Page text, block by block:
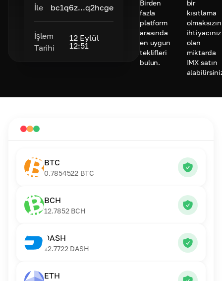
İle bc1q6z...q2hcge
İşlem
Tarihi
12 Eylül
12:51
Birden
fazla
platform
arasında
en uygun
teklifleri
bulun.
bir
kısıtlama
olmaksızın
ihtiyacınız
olan
miktarda
IMX satın
BTC
0.7854522 BTC
BCH
12.7852 BCH
DASH
12.7722 DASH
ETH